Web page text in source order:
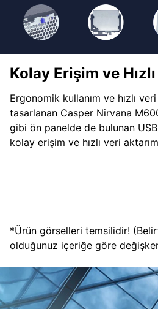
Kolay Erişim ve
Ergonomik kullanım ve hızlı
tasarlanan Casper Nirvana
gibi ön panelde de bulunan
kolay erişim ve hızlı veri
*Ürün görselleri temsilidir!
olduğunuz içeriğe göre